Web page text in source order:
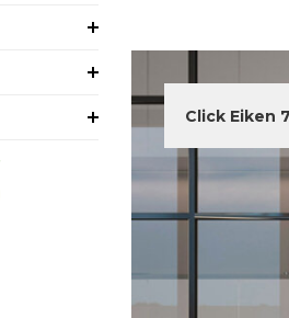
Click Eiken